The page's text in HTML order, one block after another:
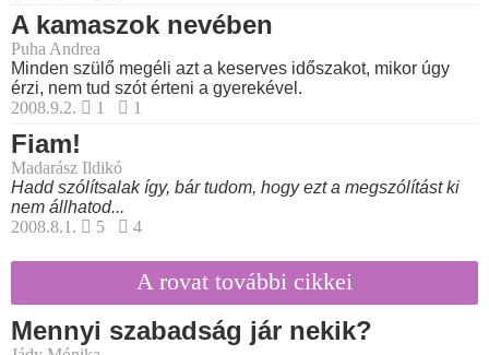
A kamaszok nevében
Puha Andrea
Minden szülő megéli azt a keserves időszakot, mikor úgy
érzi, nem tud szót érteni a gyerekével.
2008.9.2.
1 1
Fiam!
Madarász Ildikó
Hadd szólítsalak így, bár tudom, hogy ezt a megszólítást ki
nem állhatod...
2008.8.1.
5 4
A rovat további cikkei
Mennyi szabadság jár nekik?